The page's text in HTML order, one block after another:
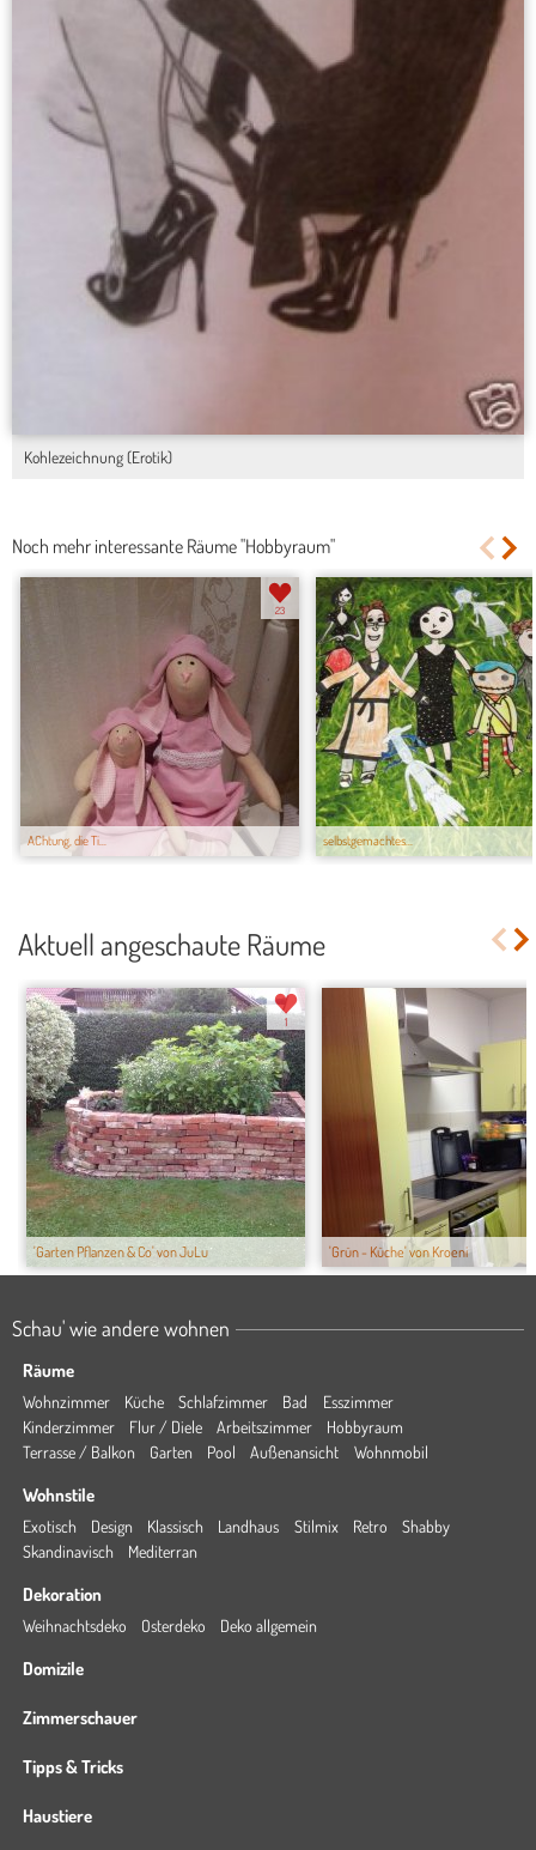
Kohlezeichnung (Erotik)
Noch mehr interessante Räume "Hobbyraum"
AChtung, die Ti...
23
selbstgemachtes...
Aktuell angeschaute Räume
'Garten Pflanzen & Co' von JuLu
1
'Grün - Küche' von Kroeni
Schau' wie andere wohnen
Räume
Wohnzimmer Küche Schlafzimmer Bad
Esszimmer
Kinderzimmer
Flur / Diele Arbeitszimmer
Hobbyraum
Terrasse / Balkon
Garten Pool Außenansicht Wohnmobil
Wohnstile
Exotisch Design Klassisch Landhaus Stilmix Retro
Shabby
Skandinavisch
Mediterran
Dekoration
Weihnachtsdeko Osterdeko Deko allgemein
Domizile
Zimmerschauer
Tipps & Tricks
Haustiere